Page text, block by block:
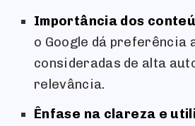
Importância dos
o Google dá preferência
consideradas de alta
relevância.
Ênfase na clareza e